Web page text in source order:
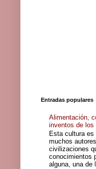
Entradas populares
Alimentación,
inventos de los
Esta cultura es
muchos
civilizaciones
conocimientos
alguna, una de